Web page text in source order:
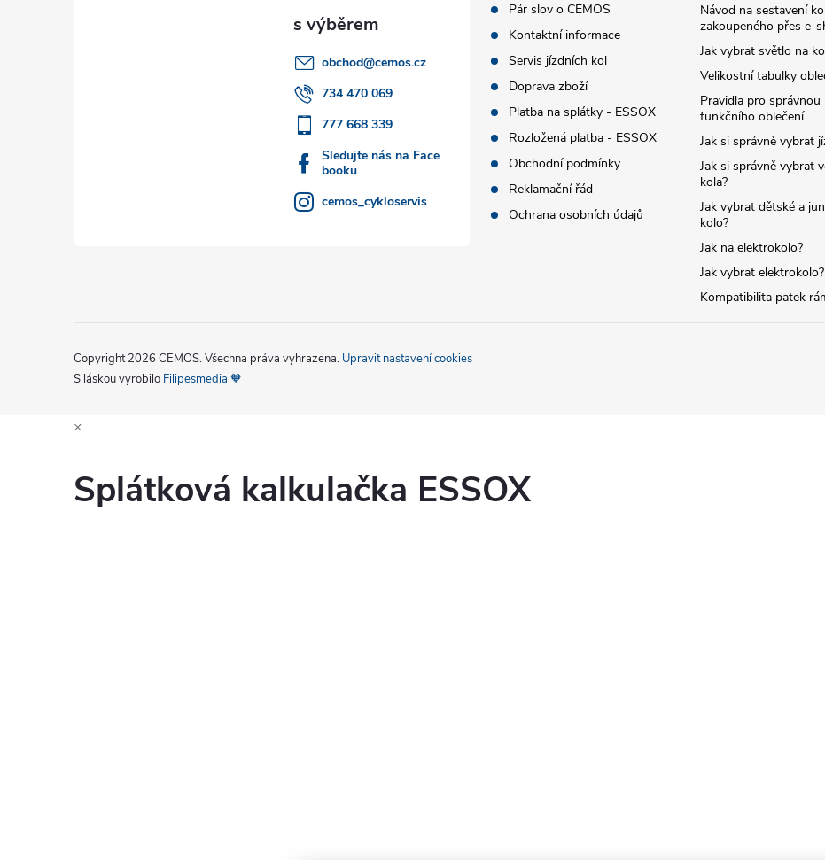
obchod@cemos.cz
734 470 069
777 668 339
Sledujte nás na Face
booku
cemos_cykloservis
Pár slov o CEMOS
Kontaktní informace
Servis jízdních kol
Doprava zboží
Platba na splátky - ESSOX
Rozložená platba - ESSOX
Obchodní podmínky
Reklamační řád
Ochrana osobních údajů
Návod na sestavení
zakoupeného přes e-
Jak vybrat světlo na
Velikostní tabulky
Pravidla pro správnou
funkčního oblečení
Jak si správně vybrat
Jak si správně vybrat
kola?
Jak vybrat dětské a
kolo?
Jak na elektrokolo?
Jak vybrat elektrokolo?
Kompatibilita patek
Copyright 2026 CEMOS. Všechna práva vyhrazena. Upravit nastavení cookies
S láskou vyrobilo Filipesmedia 🧡
×
Splátková kalkulačka ESSOX